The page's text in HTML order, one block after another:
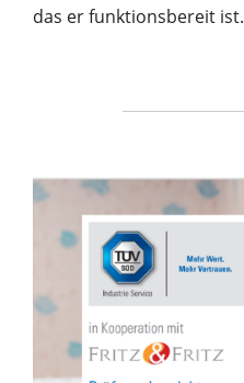
das er funktionsbereit ist.